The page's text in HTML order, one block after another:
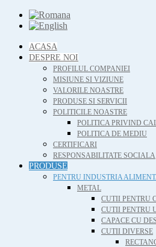
ACASA
DESPRE NOI
PROFILUL COMPANIEI
MISIUNE SI VIZIUNE
VALORILE NOASTRE
PRODUSE SI SERVICII
POLITICILE NOASTRE
POLITICA PRIVIND
POLITICA DE MEDIU
CERTIFICARI
RESPONSABILITATE SOCIALA
PRODUSE
PENTRU INDUSTRIA
METAL
CUTII PENTRU
CUTII PENTRU
CAPACE CU
CUTII DIVERSE